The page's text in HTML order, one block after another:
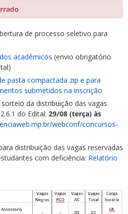
de processo seletivo para
acadêmicos (envio obrigatório
pasta compactada zip e para
submetidos na inscrição
da distribuição das vagas
do Edital: 29/08 (terça) às
webconf/concursos-
distribuição das vagas reservadas
com deficiência: Relatório